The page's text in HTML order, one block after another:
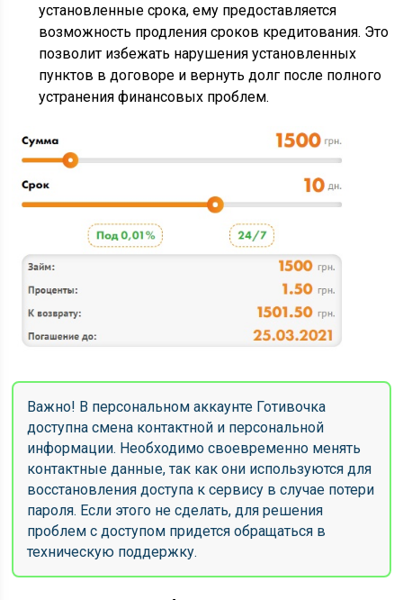
установленные срока, ему предоставляется
возможность продления сроков кредитования. Это
позволит избежать нарушения установленных
пунктов в договоре и вернуть долг после полного
устранения финансовых проблем.
Важно! В персональном аккаунте Готивочка
доступна смена контактной и персональной
информации. Необходимо своевременно менять
контактные данные, так как они используются для
восстановления доступа к сервису в случае потери
пароля. Если этого не сделать, для решения
проблем с доступом придется обращаться в
техническую поддержку.